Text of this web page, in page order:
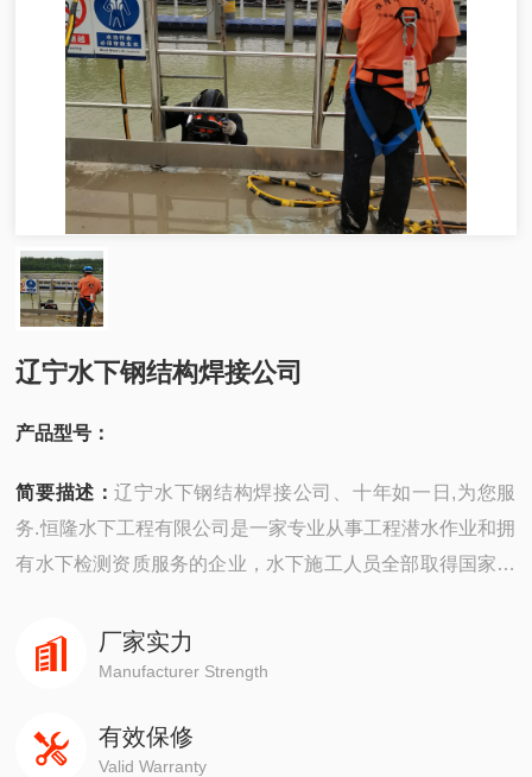
辽宁水下钢结构焊接公司
产品型号：
简要描述：辽宁水下钢结构焊接公司、十年如一日,为您服
务.恒隆水下工程有限公司是一家专业从事工程潜水作业和拥
有水下检测资质服务的企业，水下施工人员全部取得国家潜
资格证书、水下焊工资格证书等，临场组织施工经验丰富，
善于接受新观念，不断挑战新技术，新工艺，努力提高专业
厂家实力
Manufacturer Strength
有效保修
Valid Warranty